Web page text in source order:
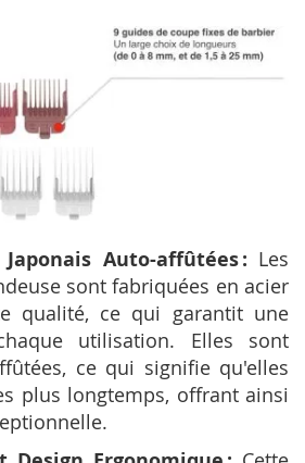
Auto-affûtées : Les
sont fabriquées en acier
qualité, ce qui garantit une
utilisation. Elles sont
ce qui signifie qu'elles
plus longtemps, offrant ainsi